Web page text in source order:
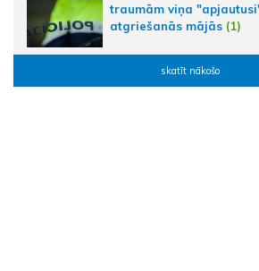
traumām viņa
atgriešanās mājās (1)
skatīt nākošo